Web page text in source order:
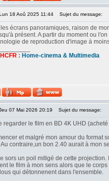
18 Aoû 2025 11:44 Sujet du message:
écrans panoramiques, raison de
présent. A partir du moment ou
de reproduction d'image à
: Home-cinema & Multimedia
07 Mai 2026 20:19 Sujet du message:
regarder le film en BD 4K UHD
et malgré mon amour du format
contraire,un bon 2.40 aurait à mon
sors un poil mitigé de cette
le film à mon sens alors que le
qui détonnenent dans l'ensemble.